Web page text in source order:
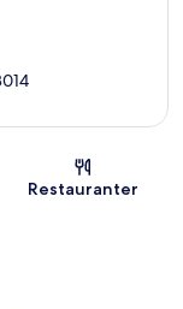
Restauranter